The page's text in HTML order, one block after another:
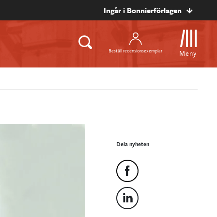
Ingår i Bonnierförlagen
Beställ recensionsexemplar Meny
Dela nyheten